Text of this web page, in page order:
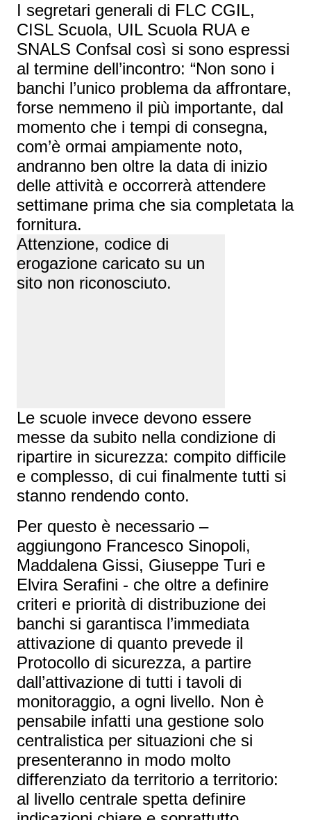
I segretari generali di FLC CGIL,
CISL Scuola, UIL Scuola RUA e
SNALS Confsal così si sono espressi
al termine dell’incontro: “Non sono i
banchi l’unico problema da affrontare,
forse nemmeno il più importante, dal
momento che i tempi di consegna,
com’è ormai ampiamente noto,
andranno ben oltre la data di inizio
delle attività e occorrerà attendere
settimane prima che sia completata la
fornitura.
Attenzione, codice di
erogazione caricato su un
sito non riconosciuto.
Le scuole invece devono essere
messe da subito nella condizione di
ripartire in sicurezza: compito difficile
e complesso, di cui finalmente tutti si
stanno rendendo conto.
Per questo è necessario –
aggiungono Francesco Sinopoli,
Maddalena Gissi, Giuseppe Turi e
Elvira Serafini - che oltre a definire
criteri e priorità di distribuzione dei
banchi si garantisca l’immediata
attivazione di quanto prevede il
Protocollo di sicurezza, a partire
dall’attivazione di tutti i tavoli di
monitoraggio, a ogni livello. Non è
pensabile infatti una gestione solo
centralistica per situazioni che si
presenteranno in modo molto
differenziato da territorio a territorio:
al livello centrale spetta definire